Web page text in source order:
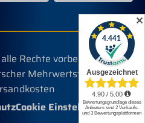
Rechte vorbehalten.
Mehrwertsteuer, evtl.
Cookie Einstellungen
✕